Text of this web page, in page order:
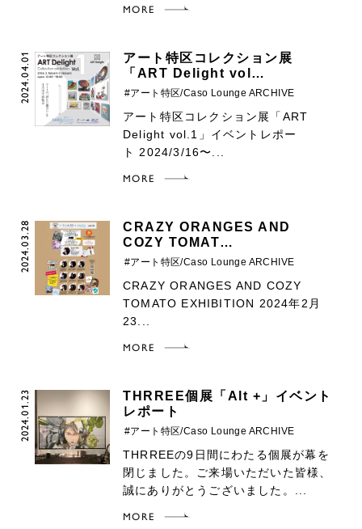
MORE
2024.04.01
アート特区コレクション展
「ART Delight vol…
#アート特区/Caso Lounge ARCHIVE
アート特区コレクション展「ART
Delight vol.1」イベントレポー
ト 2024/3/16〜...
MORE
2024.03.28
CRAZY ORANGES AND
COZY TOMAT…
#アート特区/Caso Lounge ARCHIVE
CRAZY ORANGES AND COZY
TOMATO EXHIBITION 2024年2月
23...
MORE
2024.01.23
THRREE個展「Alt +」イベント
レポート
#アート特区/Caso Lounge ARCHIVE
THRREEの9日間にわたる個展が幕を
閉じました。ご来場いただいた皆様、
誠にありがとうございました。...
MORE